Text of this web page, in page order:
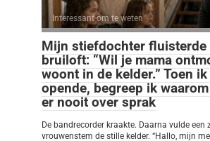
Interessant om te weten
Mijn stiefdochter fluisterde
bruiloft: “Wil je mama
woont in de kelder.” Toen
opende, begreep ik
er nooit over sprak
De bandrecorder kraakte. Daarna vulde een
vrouwenstem de stille kelder. “Hallo, mijn